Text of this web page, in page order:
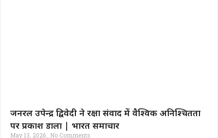
जनरल उपेन्द्र द्विवेदी ने रक्षा संवाद में वैश्विक अनिश्चितता
पर प्रकाश डाला | भारत समाचार
May 13, 2026 No Comments